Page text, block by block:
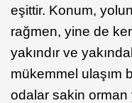
eşittir. Konum,
rağmen, yine de
yakındır ve
mükemmel ulaşım
odalar sakin orman